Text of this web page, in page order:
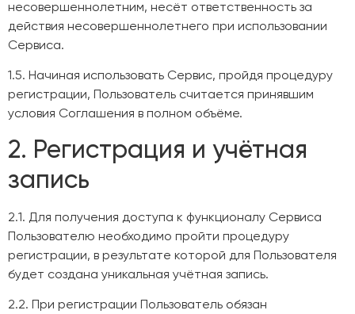
несовершеннолетним, несёт ответственность за
действия несовершеннолетнего при использовании
Сервиса.
1.5. Начиная использовать Сервис, пройдя процедуру
регистрации, Пользователь считается принявшим
условия Соглашения в полном объёме.
2. Регистрация и учётная
запись
2.1. Для получения доступа к функционалу Сервиса
Пользователю необходимо пройти процедуру
регистрации, в результате которой для Пользователя
будет создана уникальная учётная запись.
2.2. При регистрации Пользователь обязан